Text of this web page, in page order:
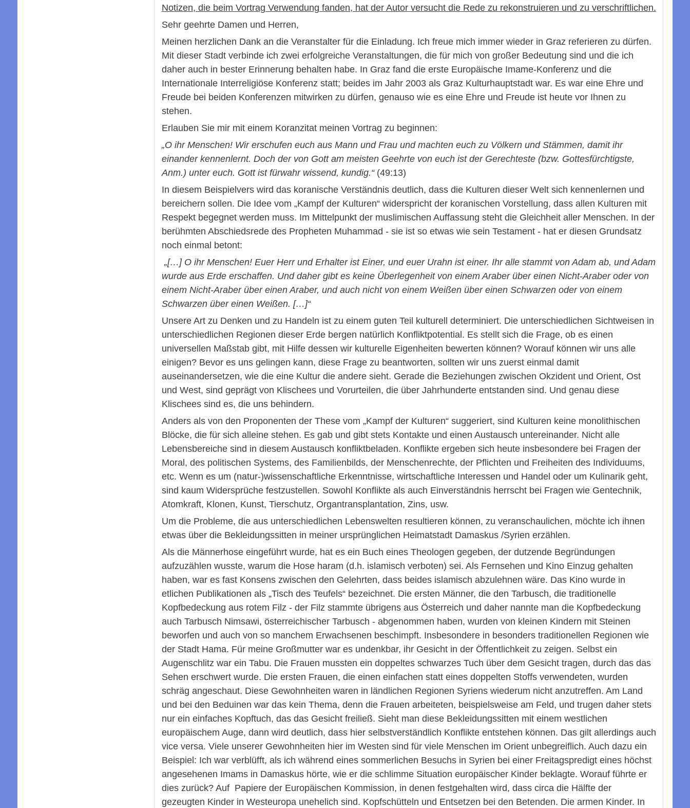
Notizen, die beim Vortrag Verwendung fanden, hat der Autor versucht die Rede zu rekonstruieren und zu verschriftlichen.
Sehr geehrte Damen und Herren,
Meinen herzlichen Dank an die Veranstalter für die Einladung. Ich freue mich immer wieder in Graz referieren zu dürfen.
Mit dieser Stadt verbinde ich zwei erfolgreiche Veranstaltungen, die für mich von großer Bedeutung sind und die ich
daher auch in bester Erinnerung behalten habe. In Graz fand die erste Europäische Imame-Konferenz und die
Internationale Interreligiöse Konferenz statt; beides im Jahr 2003 als Graz Kulturhauptstadt war. Es war eine Ehre und
Freude bei beiden Konferenzen mitwirken zu dürfen, genauso wie es eine Ehre und Freude ist heute vor Ihnen zu
stehen.
Erlauben Sie mir mit einem Koranzitat meinen Vortrag zu beginnen:
„O ihr Menschen! Wir erschufen euch aus Mann und Frau und machten euch zu Völkern und Stämmen, damit ihr
einander kennenlernt. Doch der von Gott am meisten Geehrte von euch ist der Gerechteste (bzw. Gottesfürchtigste,
Anm.) unter euch. Gott ist fürwahr wissend, kundig.“ (49:13)
In diesem Beispielvers wird das koranische Verständnis deutlich, dass die Kulturen dieser Welt sich kennenlernen und
bereichern sollen. Die Idee vom „Kampf der Kulturen“ widerspricht der koranischen Vorstellung, dass allen Kulturen mit
Respekt begegnet werden muss. Im Mittelpunkt der muslimischen Auffassung steht die Gleichheit aller Menschen. In der
berühmten Abschiedsrede des Propheten Muhammad - sie ist so etwas wie sein Testament - hat er diesen Grundsatz
noch einmal betont:
„[…] O ihr Menschen! Euer Herr und Erhalter ist Einer, und euer Urahn ist einer. Ihr alle stammt von Adam ab, und Adam
wurde aus Erde erschaffen. Und daher gibt es keine Überlegenheit von einem Araber über einen Nicht-Araber oder von
einem Nicht-Araber über einen Araber, und auch nicht von einem Weißen über einen Schwarzen oder von einem
Schwarzen über einen Weißen. […]“
Unsere Art zu Denken und zu Handeln ist zu einem guten Teil kulturell determiniert. Die unterschiedlichen Sichtweisen in
unterschiedlichen Regionen dieser Erde bergen natürlich Konfliktpotential. Es stellt sich die Frage, ob es einen
universellen Maßstab gibt, mit Hilfe dessen wir kulturelle Eigenheiten bewerten können? Worauf können wir uns alle
einigen? Bevor es uns gelingen kann, diese Frage zu beantworten, sollten wir uns zuerst einmal damit
auseinandersetzen, wie die eine Kultur die andere sieht. Gerade die Beziehungen zwischen Okzident und Orient, Ost
und West, sind geprägt von Klischees und Vorurteilen, die über Jahrhunderte entstanden sind. Und genau diese
Klischees sind es, die uns behindern.
Anders als von den Proponenten der These vom „Kampf der Kulturen“ suggeriert, sind Kulturen keine monolithischen
Blöcke, die für sich alleine stehen. Es gab und gibt stets Kontakte und einen Austausch untereinander. Nicht alle
Lebensbereiche sind in diesem Austausch konfliktbeladen. Konflikte ergeben sich heute insbesondere bei Fragen der
Moral, des politischen Systems, des Familienbilds, der Menschenrechte, der Pflichten und Freiheiten des Individuums,
etc. Wenn es um (natur-)wissenschaftliche Erkenntnisse, wirtschaftliche Interessen und Handel oder um Kulinarik geht,
sind kaum Widersprüche festzustellen. Sowohl Konflikte als auch Einverständnis herrscht bei Fragen wie Gentechnik,
Atomkraft, Klonen, Kunst, Tierschutz, Organtransplantation, Zins, usw.
Um die Probleme, die aus unterschiedlichen Lebenswelten resultieren können, zu veranschaulichen, möchte ich ihnen
etwas über die Bekleidungssitten in meiner ursprünglichen Heimatstadt Damaskus /Syrien erzählen.
Als die Männerhose eingeführt wurde, hat es ein Buch eines Theologen gegeben, der dutzende Begründungen
aufzuzählen wusste, warum die Hose haram (d.h. islamisch verboten) sei. Als Fernsehen und Kino Einzug gehalten
haben, war es fast Konsens zwischen den Gelehrten, dass beides islamisch abzulehnen wäre. Das Kino wurde in
etlichen Publikationen als „Tisch des Teufels“ bezeichnet. Die ersten Männer, die den Tarbusch, die traditionelle
Kopfbedeckung aus rotem Filz - der Filz stammte übrigens aus Österreich und daher nannte man die Kopfbedeckung
auch Tarbusch Nimsawi, österreichischer Tarbusch - abgenommen haben, wurden von kleinen Kindern mit Steinen
beworfen und auch von so manchem Erwachsenen beschimpft. Insbesondere in besonders traditionellen Regionen wie
der Stadt Hama. Für meine Großmutter war es undenkbar, ihr Gesicht in der Öffentlichkeit zu zeigen. Selbst ein
Augenschlitz war ein Tabu. Die Frauen mussten ein doppeltes schwarzes Tuch über dem Gesicht tragen, durch das das
Sehen erschwert wurde. Die ersten Frauen, die einen einfachen statt eines doppelten Stoffs verwendeten, wurden
schräg angeschaut. Diese Gewohnheiten waren in ländlichen Regionen Syriens wiederum nicht anzutreffen. Am Land
und bei den Beduinen war das kein Thema, denn die Frauen arbeiteten, beispielsweise am Feld, und trugen daher stets
nur ein einfaches Kopftuch, das das Gesicht freiließ. Sieht man diese Bekleidungssitten mit einem westlichen
europäischem Auge, dann wird deutlich, dass hier selbstverständlich Konflikte entstehen können. Das gilt allerdings auch
vice versa. Viele unserer Gewohnheiten hier im Westen sind für viele Menschen im Orient unbegreiflich. Auch dazu ein
Beispiel: Ich war verblüfft, als ich während eines sommerlichen Besuchs in Syrien bei einer Freitagspredigt eines höchst
angesehenen Imams in Damaskus hörte, wie er die schlimme Situation europäischer Kinder beklagte. Worauf führte er
dies zurück? Auf Papiere der Europäischen Kommission, in denen festgehalten wird, dass circa die Hälfte der
gezeugten Kinder in Westeuropa unehelich sind. Kopfschütteln und Entsetzen bei den Betenden. Die armen Kinder. In